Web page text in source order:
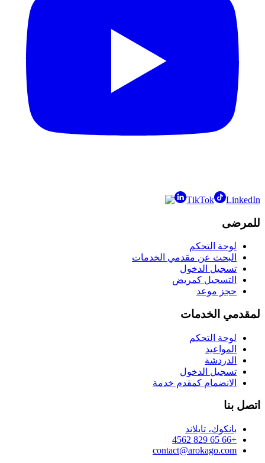
TikTok LinkedIn
للمرضى
لوحة التحكم
البحث عن مقدمي الخدمات
تسجيل الدخول
التسجيل كمريض
حجز موعد
لمقدمي الخدمات
لوحة التحكم
المواعيد
الدردشة
تسجيل الدخول
الانضمام كمقدم خدمة
اتصل بنا
بانكوك، تايلاند
+66 65 829 4562
contact@arokago.com